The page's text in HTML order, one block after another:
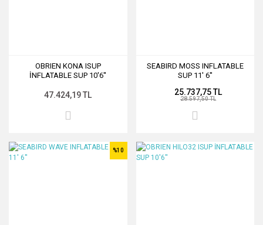
OBRIEN KONA ISUP
İNFLATABLE SUP 10'6''
47.424,19 TL
SEABIRD MOSS INFLATABLE
SUP 11' 6''
25.737,75 TL
28.597,50 TL
%10